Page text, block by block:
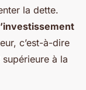
la dette.
c’est-à-dire
supérieure à la